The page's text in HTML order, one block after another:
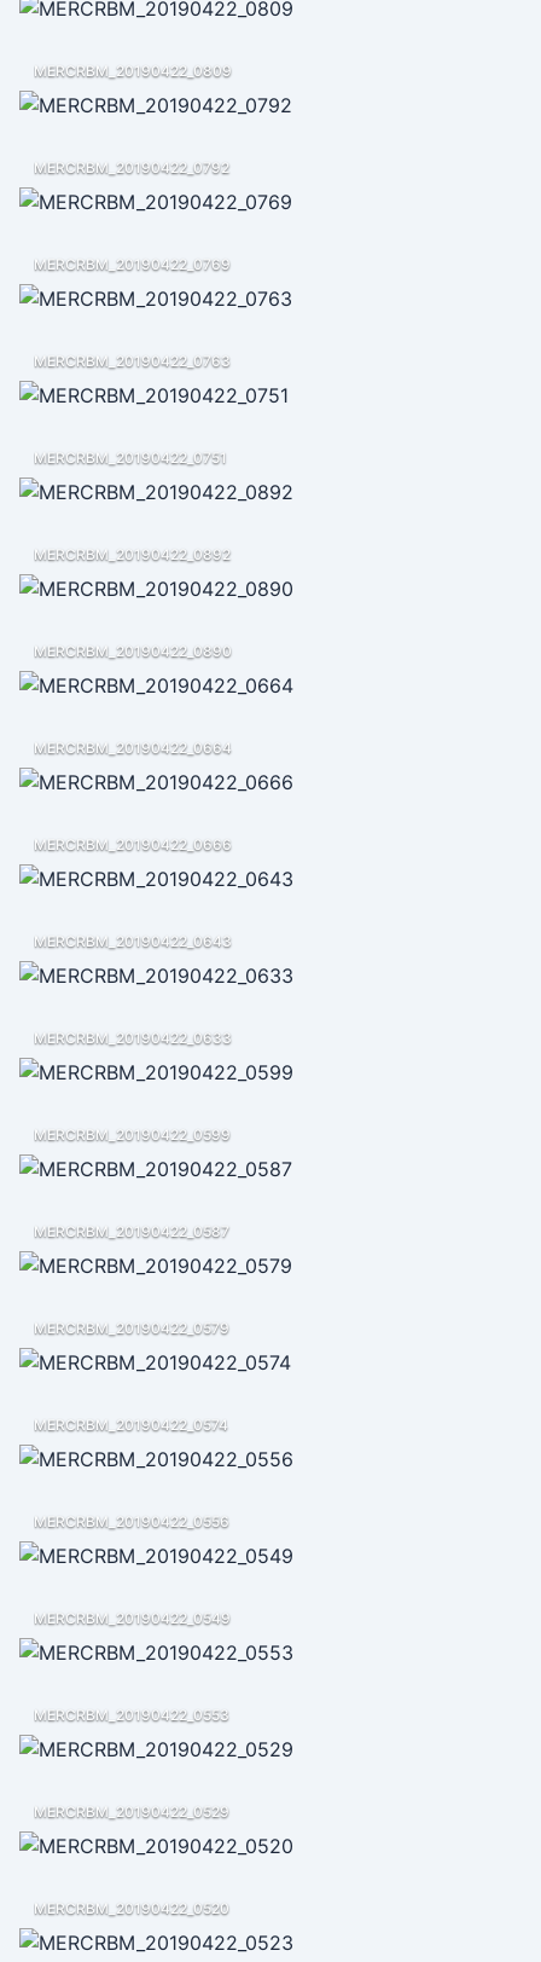
MERCRBM_20190422_0809
MERCRBM_20190422_0792
MERCRBM_20190422_0769
MERCRBM_20190422_0763
MERCRBM_20190422_0751
MERCRBM_20190422_0892
MERCRBM_20190422_0890
MERCRBM_20190422_0664
MERCRBM_20190422_0666
MERCRBM_20190422_0643
MERCRBM_20190422_0633
MERCRBM_20190422_0599
MERCRBM_20190422_0587
MERCRBM_20190422_0579
MERCRBM_20190422_0574
MERCRBM_20190422_0556
MERCRBM_20190422_0549
MERCRBM_20190422_0553
MERCRBM_20190422_0529
MERCRBM_20190422_0520